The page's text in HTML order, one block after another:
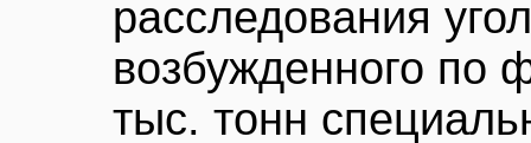
расследования
возбужденного по
тыс. тонн